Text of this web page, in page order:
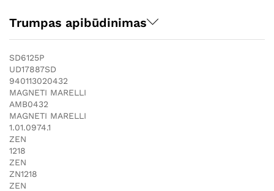
Trumpas apibūdinimas
SD6125P
UD17887SD
940113020432
MAGNETI MARELLI
AMB0432
MAGNETI MARELLI
1.01.0974.1
ZEN
1218
ZEN
ZN1218
ZEN